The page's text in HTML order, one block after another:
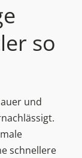
so
und
schnellere